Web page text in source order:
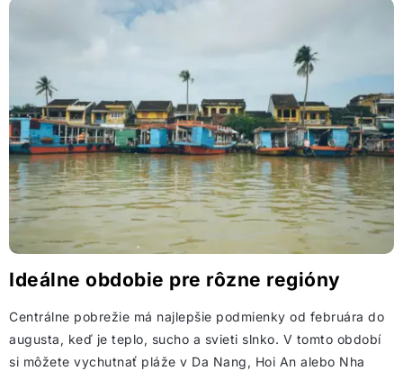
Ideálne obdobie pre rôzne regióny
Centrálne pobrežie má najlepšie podmienky od februára do
augusta, keď je teplo, sucho a svieti slnko. V tomto období
si môžete vychutnať pláže v Da Nang, Hoi An alebo Nha